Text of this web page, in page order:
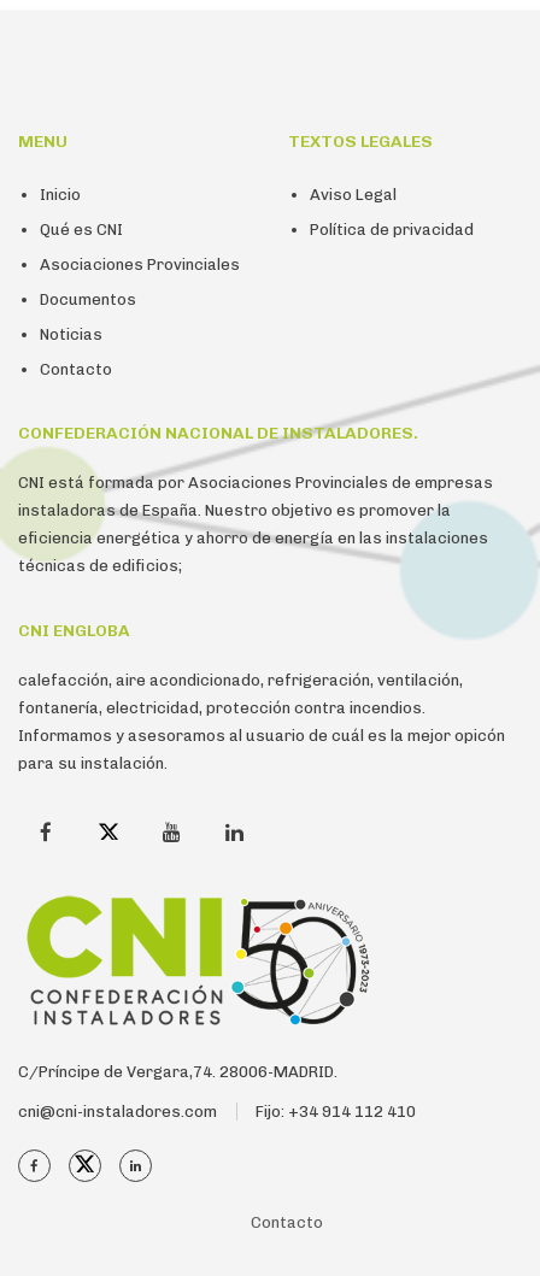
MENU
Inicio
Qué es CNI
Asociaciones Provinciales
Documentos
Noticias
Contacto
TEXTOS LEGALES
Aviso Legal
Política de privacidad
CONFEDERACIÓN NACIONAL DE INSTALADORES.
CNI está formada por Asociaciones Provinciales de empresas
instaladoras de España. Nuestro objetivo es promover la
eficiencia energética y ahorro de energía en las instalaciones
técnicas de edificios;
CNI ENGLOBA
calefacción, aire acondicionado, refrigeración, ventilación,
fontanería, electricidad, protección contra incendios.
Informamos y asesoramos al usuario de cuál es la mejor opicón
para su instalación.
C/Príncipe de Vergara,74. 28006-MADRID.
cni@cni-instaladores.com Fijo: +34 914 112 410
Contacto